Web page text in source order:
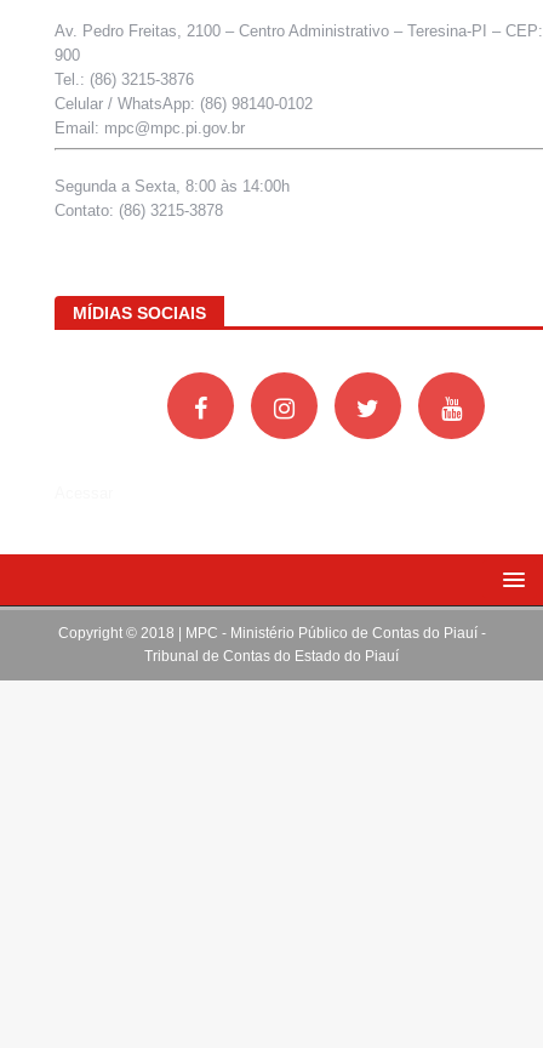
Av. Pedro Freitas, 2100 – Centro Administrativo – Teresina-PI –
900
Tel.: (86) 3215-3876
Celular / WhatsApp: (86) 98140-0102
Email: mpc@mpc.pi.gov.br
Segunda a Sexta, 8:00 às 14:00h
Contato: (86) 3215-3878
MÍDIAS SOCIAIS
Copyright © 2018 | MPC - Ministério Público de Contas do Piauí -
Tribunal de Contas do Estado do Piauí